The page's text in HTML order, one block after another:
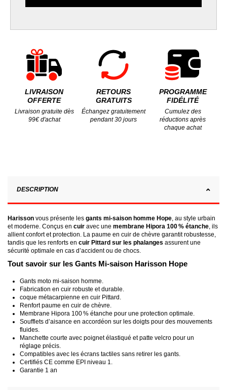
LIVRAISON
OFFERTE
Livraison gratuite dès
99€ d'achat
RETOURS
GRATUITS
Échangez gratuitement
pendant 30 jours
PROGRAMME
FIDÉLITÉ
Cumulez des
réductions après
chaque achat
DESCRIPTION
Harisson vous présente les gants mi-saison homme Hope , au style urbain
et moderne. Conçus en cuir avec une membrane Hipora 100 % étanche , ils
allient confort et protection. La paume en cuir de chèvre garantit robustesse,
tandis que les renforts en cuir Pittard sur les phalanges assurent une
sécurité optimale en cas d’accident ou de chocs.
Tout savoir sur les Gants Mi-saison Harisson Hope
Gants moto mi-saison homme.
Fabrication en cuir robuste et durable.
coque métacarpienne en cuir Pittard.
Renfort paume en cuir de chèvre.
Membrane Hipora 100 % étanche pour une protection optimale.
Soufflets d’aisance en accordéon sur les doigts pour des mouvements
fluides.
Manchette courte avec poignet élastiqué et patte velcro pour un
réglage précis.
Compatibles avec les écrans tactiles sans retirer les gants.
Certifiés CE comme EPI niveau 1.
Garantie 1 an